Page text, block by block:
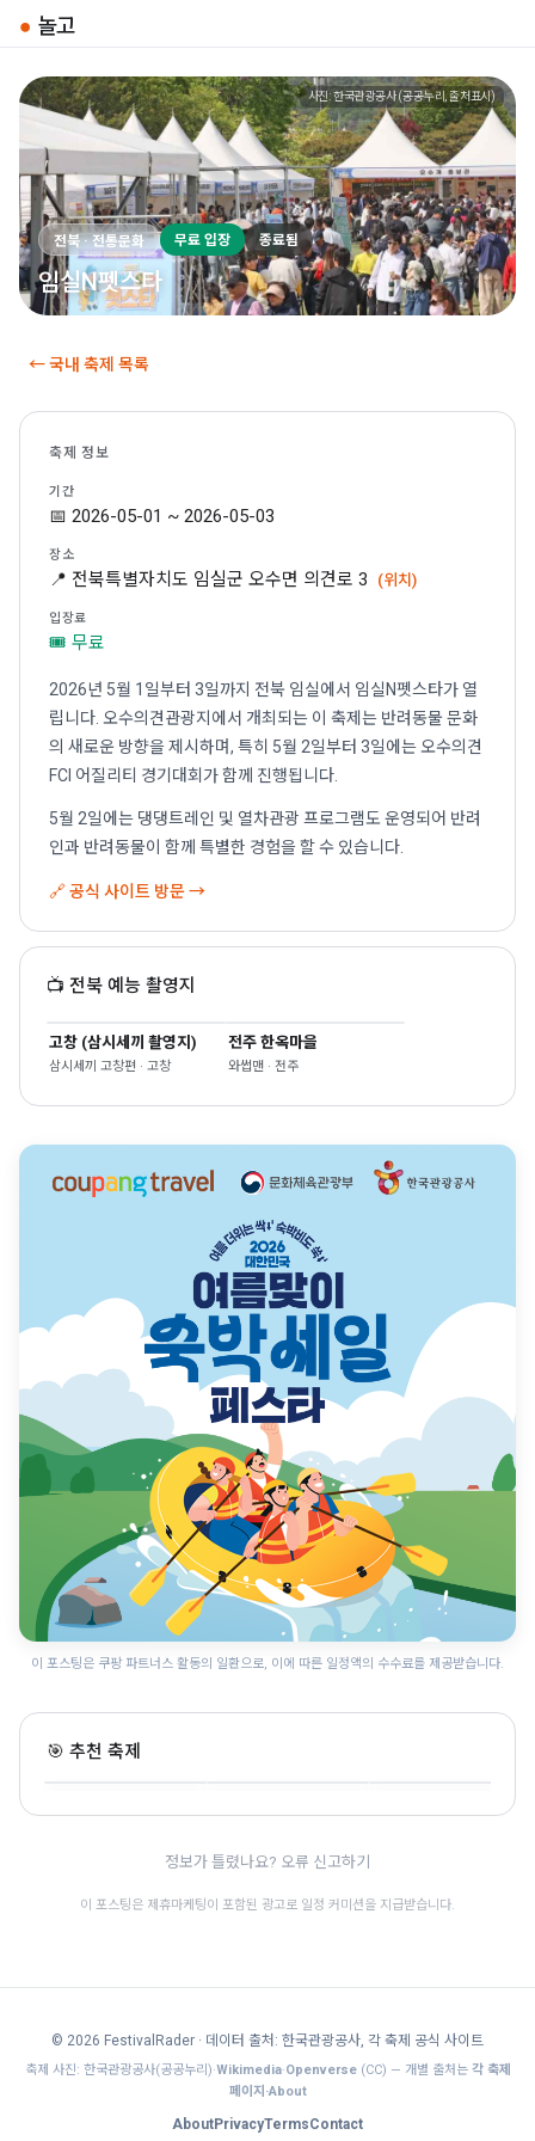
● 놀고
사진: 한국관광공사 (공공누리, 출처표시)
전북 · 전통문화 무료 입장 종료됨
임실N펫스타
← 국내 축제 목록
축제 정보
기간
📅 2026-05-01 ~ 2026-05-03
장소
📍 전북특별자치도 임실군 오수면 의견로 3 (위치)
입장료
🎟 무료
2026년 5월 1일부터 3일까지 전북 임실에서 임실N펫스타가 열
립니다. 오수의견관광지에서 개최되는 이 축제는 반려동물 문화
의 새로운 방향을 제시하며, 특히 5월 2일부터 3일에는 오수의견
FCI 어질리티 경기대회가 함께 진행됩니다.
5월 2일에는 댕댕트레인 및 열차관광 프로그램도 운영되어 반려
인과 반려동물이 함께 특별한 경험을 할 수 있습니다.
🔗 공식 사이트 방문 →
📺 전북 예능 촬영지
고창 (삼시세끼 촬영지)
삼시세끼 고창편 · 고창
전주 한옥마을
와썹맨 · 전주
이 포스팅은 쿠팡 파트너스 활동의 일환으로, 이에 따른 일정액의 수수료를 제공받습니다.
🎯 추천 축제
전주 가맥축제
전북 · 8.6~8.8 · 전통문화
정보가 틀렸나요? 오류 신고하기
이 포스팅은 제휴마케팅이 포함된 광고로 일정 커미션을 지급받습니다.
© 2026 FestivalRader · 데이터 출처: 한국관광공사, 각 축제 공식 사이트
축제 사진: 한국관광공사(공공누리)·Wikimedia·Openverse(CC) — 개별 출처는 각 축제
페이지·About
AboutPrivacyTermsContact